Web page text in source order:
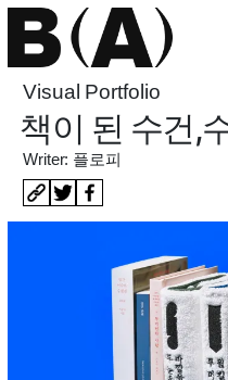
Visual Portfolio
책이 된 수건,
Writer: 플로피